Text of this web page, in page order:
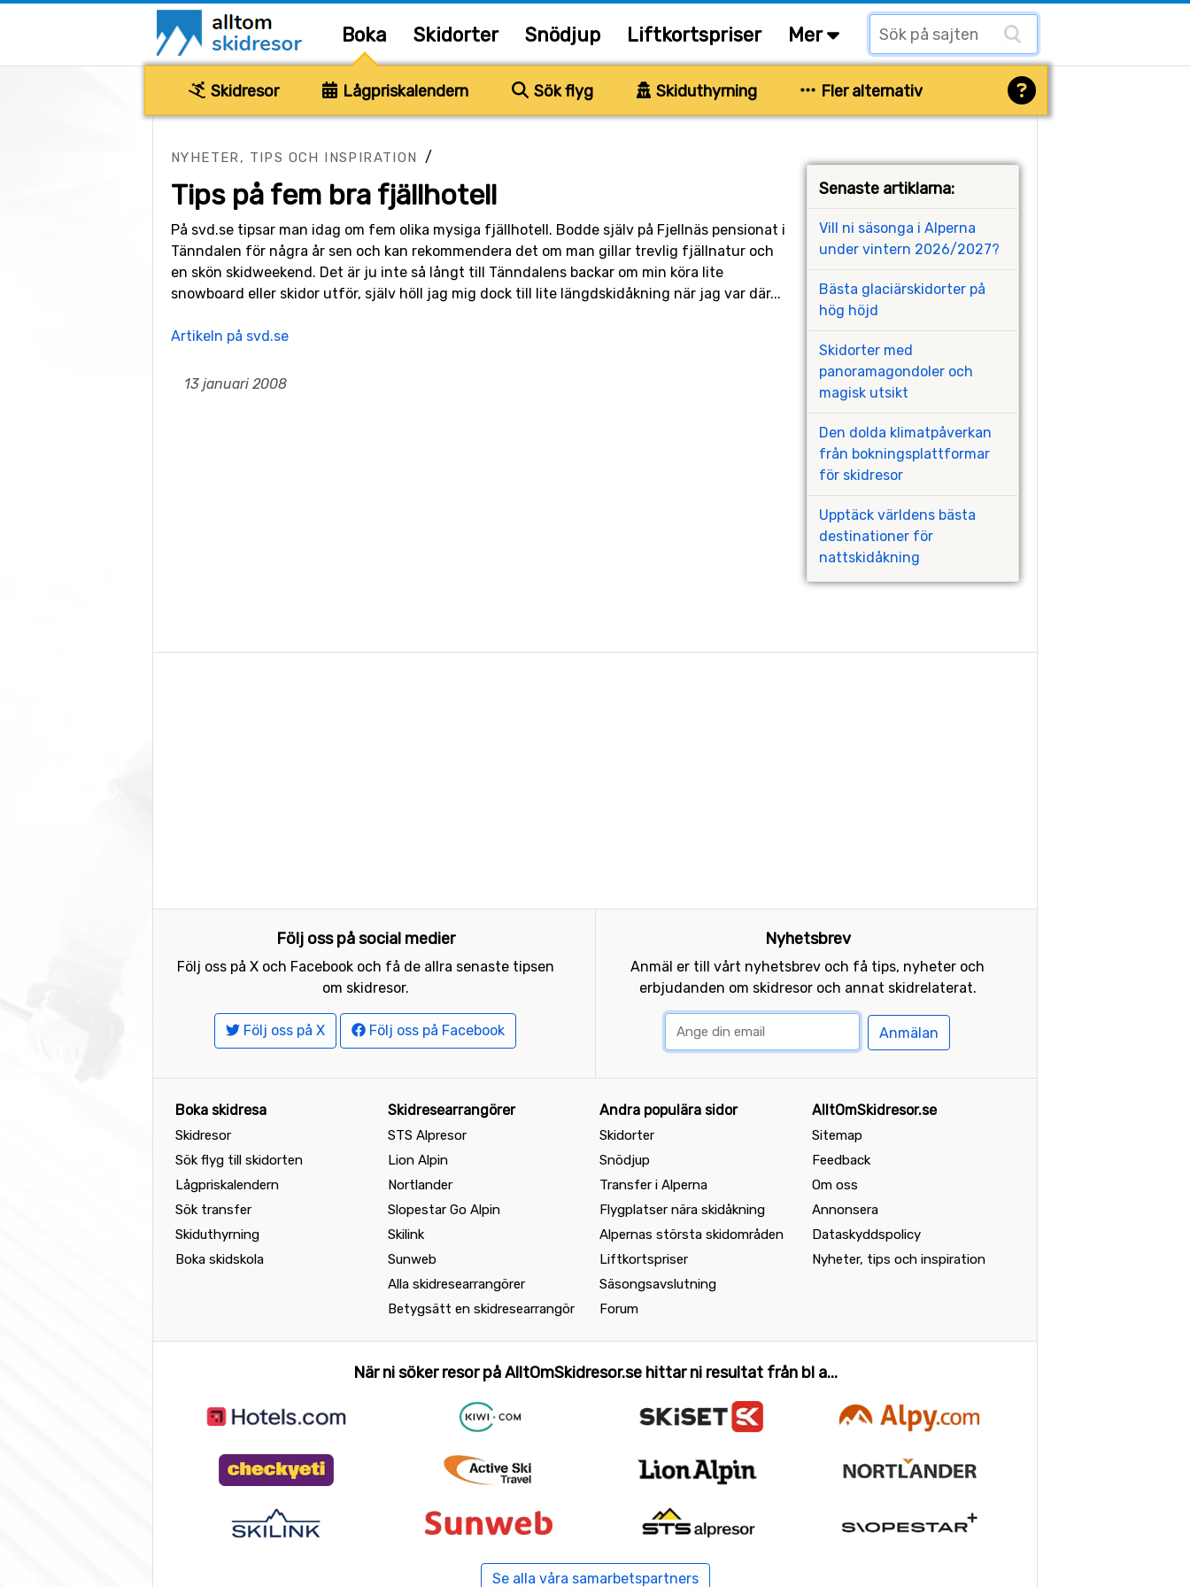
Boka Skidorter Snödjup Liftkortspriser Mer
Skidresor Lågpriskalendern Sök flyg Skiduthyrning Fler alternativ
Senaste artiklarna:
Vill ni säsonga i Alperna
under vintern 2026/2027?
Bästa glaciärskidorter på
hög höjd
Skidorter med
panoramagondoler och
magisk utsikt
Den dolda klimatpåverkan
från bokningsplattformar
för skidresor
Upptäck världens bästa
destinationer för
nattskidåkning
NYHETER, TIPS OCH INSPIRATION /
Tips på fem bra fjällhotell
På svd.se tipsar man idag om fem olika mysiga fjällhotell. Bodde själv på Fjellnäs pensionat i
Tänndalen för några år sen och kan rekommendera det om man gillar trevlig fjällnatur och
en skön skidweekend. Det är ju inte så långt till Tänndalens backar om min köra lite
snowboard eller skidor utför, själv höll jag mig dock till lite längdskidåkning när jag var där...
Artikeln på svd.se
13 januari 2008
Följ oss på social medier
Följ oss på X och Facebook och få de allra senaste tipsen
om skidresor.
Följ oss på X Följ oss på Facebook
Nyhetsbrev
Anmäl er till vårt nyhetsbrev och få tips, nyheter och
erbjudanden om skidresor och annat skidrelaterat.
Anmälan
Boka skidresa
Skidresor
Sök flyg till skidorten
Lågpriskalendern
Sök transfer
Skiduthyrning
Boka skidskola
Skidresearrangörer
STS Alpresor
Lion Alpin
Nortlander
Slopestar Go Alpin
Skilink
Sunweb
Alla skidresearrangörer
Betygsätt en skidresearrangör
Andra populära sidor
Skidorter
Snödjup
Transfer i Alperna
Flygplatser nära skidåkning
Alpernas största skidområden
Liftkortspriser
Säsongsavslutning
Forum
AlltOmSkidresor.se
Sitemap
Feedback
Om oss
Annonsera
Dataskyddspolicy
Nyheter, tips och inspiration
När ni söker resor på AlltOmSkidresor.se hittar ni resultat från bl a...
Se alla våra samarbetspartners